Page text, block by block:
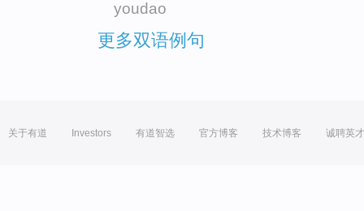
youdao
更多双语例句
关于有道 Investors 有道智选 官方博客 技术博客 诚聘英才